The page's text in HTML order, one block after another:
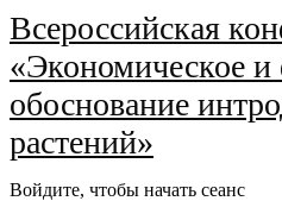
Всероссийская
«Экономическое и
обоснование
растений»
Войдите, чтобы начать сеанс